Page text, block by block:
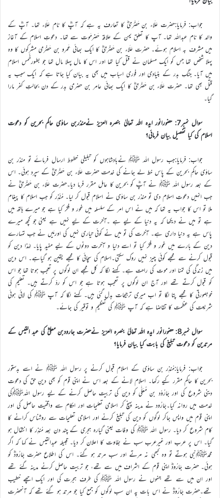
جواب: فرمایا:حضرت عَلَاء بن حَضْرَمِیؓ کا تعارف یہ ہے کہ آپؓ کا نام عَلَاء تھا۔ آپؓ کے
والد کا نام عبداللہ تھا۔ آپ کا تعلق یمن کے علاقہ حَضرمَوت سے تھا۔ دعوتِ اسلام کے آغاز
میں مشرف بہ اسلام ہوئے۔ حضرت عَلَاء بن حَضْرَمِیؓ کا ایک بھائی عَمرو بن حَضْرَمِی مشرکوں کا وہ
پہلا شخص تھا جس کو ایک مسلمان نے قتل کیا تھا اور اس کا مال پہلا مال تھا جو بطورخُمس اسلام
میں آیا۔ جنگِ بدر کے بنیادی اور فوری اسباب میں بھی یہ بیان کیا جاتا ہے کہ ایک سبب یہ
قتل بھی تھا۔ حضرت عَلَاء بن حَضْرَمِیؓ کا ایک بھائی عامر بن حضرمی بدر کے دن بحالتِ کفر مارا
گیا۔
سوال نمبر7: حضورانور ایدہ اللہ تعالیٰ بنصرہ العزیز نےمنذربن ساوٰی حاکم بحرین کو دعوت
اسلام کی کیا تفصیل بیان فرمائی؟
جواب: فرمایا:جب رسول اللہ ﷺ نےبادشاہوں کو تبلیغی خطوط ارسال فرمائے تو منذر بن
ساوٰی حاکمِ بحرین کے پاس خط لے جانے کی خدمت حضرت عَلَاء بن حَضْرَمِیؓ کے سپرد ہوئی۔ اس
کے بعد رسول اللہ ﷺ نے آپؓ کو بحرین کا عامل مقرر فرما دیا۔حضرت عَلَاء بن حَضْرَمِیؓ نے
جب انہیں دعوتِ اسلام دی تو منذر بن ساوٰی نے اسلام قبول کر لیا۔ مُنْذِر کو جب اسلام کا پیغام
ملا تو اس کا جواب یہ تھا کہ میں نے اس امر کے سلسلہ میں غور و فکر کیا ہے جو میرے ہاتھ میں
ہے تو میں نے دیکھا کہ یہ دنیا کے لیے ہے ۔آخرت کے لیے نہیں ہے یعنی جو کچھ میرے
پاس ہے یہ دنیا داری ہے۔ آخرت کی تو میں نے کوئی تیاری نہیں کی اورمَیں نے جب تمہارے
دین کے بارے میں غور و فکر کیا تو اسے دنیا و آخرت دونوں کے لیے مفید پایا۔ لہٰذا دین کو
قبول کرنے سے مجھے کوئی چیز نہیں روک سکتی۔اسلام کی سچائی کا مجھے یقین ہو گیاہے۔ اس دین
میں زندگی کی تمنا اور موت کی راحت ہے۔ کہنے لگا کہ کل مجھے ان لوگوں پر تعجب ہوتا تھا جو اس
کو قبول کرتے تھے اور آج ان لوگوں پر تعجب ہوتا ہے جو اس کو ردّ کرتے ہیں۔ تعلیم کی
خوبصورتی کا مجھے پتا لگا تو اب میری ترجیحات بدل گئی ہیں۔ کہنے لگا کہ آپ ﷺ کی لائی ہوئی
شریعت کی عظمت کا تقاضا ہے کہ آپ ﷺ کی تعظیم و توقیر کی جائے۔
سوال نمبر8: حضورانور ایدہ اللہ تعالیٰ بنصرہ العزیز نےحضرت جارودبن معلیؓ کی عبد القیس کے
مرتدین کو دعوت تبلیغ کی بابت کیا بیان فرمایا؟
جواب: فرمایا:مُنذِر بن ساوٰی کے اسلام قبول کرنے پر رسول اللہ ﷺ نے اسے بدستور
بحرین کا حاکم مقرر کیے رکھا۔ اسلام لانے کے بعد اس نے اپنی قوم کو بھی دینِ حق کی دعوت
دینی شروع کی اور جَارُوْد بن مُعَلّٰی کو دین کی تربیت حاصل کرنے کے لیے رسول اللہﷺکی
خدمت میں روانہ کیا۔جَارُود نے مدینہ پہنچ کر اسلامی تعلیمات اور احکام سے واقفیت حاصل کی اور
اپنی قوم میں واپس جاکر لوگوں کو دین کی تبلیغ کرنے اور اسلامی تعلیمات سے روشناس کرانے کا
کام شروع کر دیا۔ رسول اللہ ﷺ کی وفات یعنی گیارہ ہجری کے چند دن بعد مُنذِر کا انتقال ہو
گیا۔ اس پر عرب اور غیرعرب سب نے بغاوت کا اعلان کر دیا۔ قبیلہ عبدالقیس نے کہا کہ اگر
محمدﷺنبی ہوتے تو وہ کبھی نہ مرتے اور سب مرتد ہو گئے۔ اس کی اطلاع حضرت جَارُودؓ کو
ہوئی۔ حضرت جَارُودؓ اپنی قوم کے اشراف میں سے تھے، جو تربیت حاصل کرنے مدینہ گئے تھے
اور ان میں سے تھے جنہوں نے رسول اللہ ﷺ کی طرف ہجرت کی اور ایک اچھے خطیب
تھے۔حضرت جَارُودؓ نے اس بات پہ ان سب لوگوں کو جمع کیا جو مرتد ہو گئے تھے کہ آنحضرت